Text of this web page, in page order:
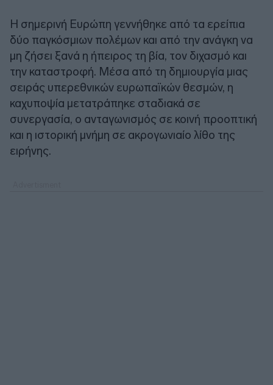
Η σημερινή Ευρώπη γεννήθηκε από τα ερείπια
δύο παγκόσμιων πολέμων και από την ανάγκη να
μη ζήσει ξανά η ήπειρος τη βία, τον διχασμό και
την καταστροφή. Μέσα από τη δημιουργία μιας
σειράς υπερεθνικών ευρωπαϊκών θεσμών, η
καχυποψία μετατράπηκε σταδιακά σε
συνεργασία, ο ανταγωνισμός σε κοινή προοπτική
και η ιστορική μνήμη σε ακρογωνιαίο λίθο της
ειρήνης.